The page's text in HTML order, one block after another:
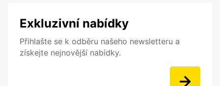
Exkluzivní nabídky
Přihlašte se k odběru našeho newsletteru a
získejte nejnovější nabídky.